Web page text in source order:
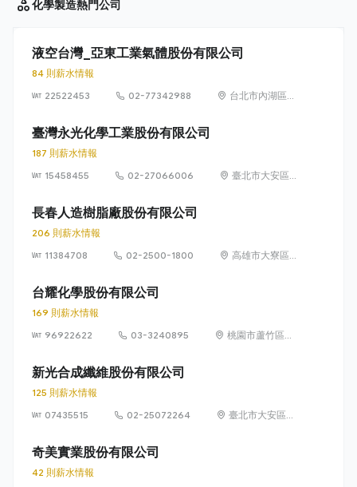
化學製造熱門公司
液空台灣_亞東工業氣體股份有限公司
84 則薪水情報
22522453
02-77342988
台北市內湖區瑞
臺灣永光化學工業股份有限公司
187 則薪水情報
15458455
02-27066006
臺北市大安區義
長春人造樹脂廠股份有限公司
206 則薪水情報
11384708
02-2500-1800
高雄市大寮區華
台耀化學股份有限公司
169 則薪水情報
96922622
03-3240895
桃園市蘆竹區和
新光合成纖維股份有限公司
125 則薪水情報
07435515
02-25072264
臺北市大安區仁
奇美實業股份有限公司
42 則薪水情報